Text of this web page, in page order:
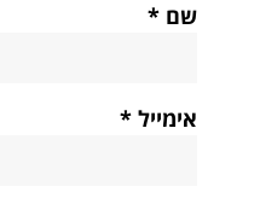
שם *
אימייל *